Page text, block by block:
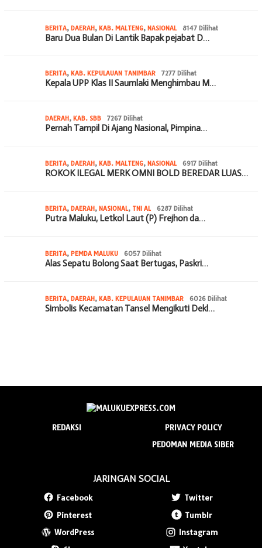
BERITA, DAERAH, KAB. MALTENG, NASIONAL 8147 Dilihat
Baru Dua Bulan Di Lantik Bapak pejabat D…
BERITA, KAB. KEPULAUAN TANIMBAR 7277 Dilihat
Kepala UPP Klas II Saumlaki Menghimbau M…
DAERAH, KAB. SBB 7267 Dilihat
Pernah Tampil Di Ajang Nasional, Pimpina…
BERITA, DAERAH, KAB. MALTENG, NASIONAL 6917 Dilihat
ROKOK ILEGAL MERK OMNI BOLD BEREDAR LUAS…
BERITA, DAERAH, NASIONAL, TNI AL 6287 Dilihat
Putra Maluku, Letkol Laut (P) Frejhon da…
BERITA, PEMDA MALUKU 6057 Dilihat
Alas Sepatu Bolong Saat Bertugas, Paskri…
BERITA, DAERAH, KAB. KEPULAUAN TANIMBAR 6026 Dilihat
Simbolis Kecamatan Tansel Mengikuti Dekl…
REDAKSI
PRIVACY POLICY
PEDOMAN MEDIA SIBER
JARINGAN SOCIAL
Facebook
Twitter
Pinterest
Tumblr
WordPress
Instagram